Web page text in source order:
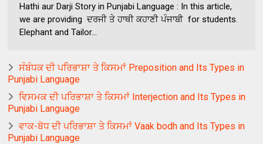
Hathi aur Darji Story in Punjabi Language : In this article,
we are providing ਦਰਜੀ ਤੇ ਹਾਥੀ ਕਹਾਣੀ ਪੰਜਾਬੀ for students.
Elephant and Tailor...
ਸੰਬੰਧਕ ਦੀ ਪਰਿਭਾਸ਼ਾ ਤੇ ਕਿਸਮਾਂ Preposition and Its Types in
Punjabi Language
ਵਿਸਮਕ ਦੀ ਪਰਿਭਾਸ਼ਾ ਤੇ ਕਿਸਮਾਂ Interjection and Its Types in
Punjabi Language
ਵਾਕ-ਬੋਧ ਦੀ ਪਰਿਭਾਸ਼ਾ ਤੇ ਕਿਸਮਾਂ Vaak bodh and Its Types in
Punjabi Language